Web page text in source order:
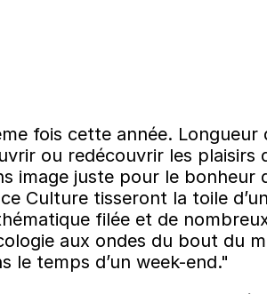
fois cette année. Longueur
ou redécouvrir les plaisirs
image juste pour le bonheur
Culture tisseront la toile
filée et de
aux ondes du bout du
le temps d’un week-end."